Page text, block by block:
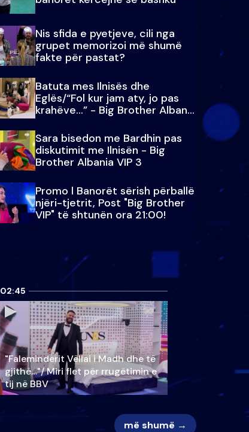
Nis sfida e pyetjeve, cili nga
grupet memorizoi më shumë
fakte për pastat?
Batuta mes Ilnisës dhe
Eglës/“Fol kur jam aty, jo pas
krahëve…” - Big Brother Albania
VIP 3
Sara bisedon me Bardhin pas
diskutimit me Ilnisën - Big
Brother Albania VIP 3
Promo l Banorët sërish përballë
njëri-tjetrit, Post "Big Brother
VIP" të shtunën ora 21:00!
02:45
"Faleminderit Vëllai i Madh dhe të
gjithë…"/ Miri flet për rrugëtimin e
tij në BBV
më shumë →